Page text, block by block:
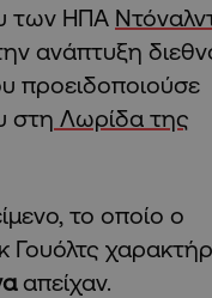
των ΗΠΑ
ανάπτυξη
προειδοποιούσε
στη Λωρίδα της
το οποίο ο
απείχαν.